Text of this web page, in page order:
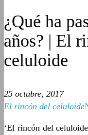
¿Qué ha
años? | El
celuloide
25 octubre, 2017
El rincón del celuloide
‘El rincón del